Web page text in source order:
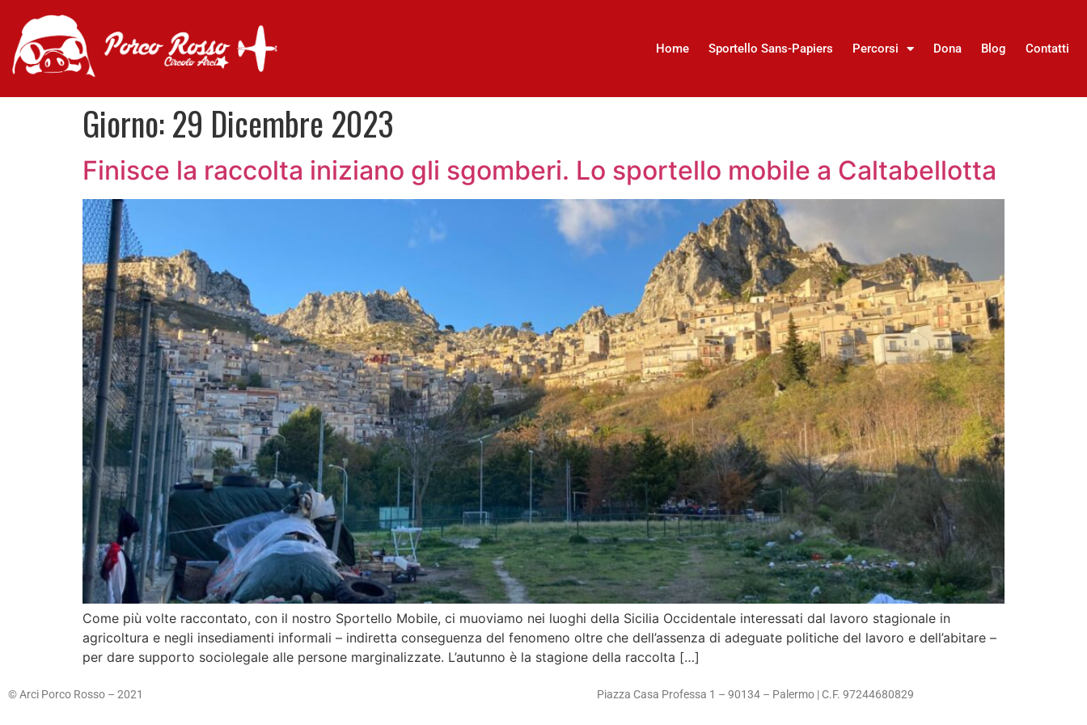
Home Sportello Sans-Papiers Percorsi Dona Blog Contatti
Giorno:29 Dicembre 2023
Finisce la raccolta iniziano gli sgomberi. Lo sportello mobile a Caltabellotta
Come più volte raccontato, con il nostro Sportello Mobile, ci muoviamo nei luoghi della Sicilia Occidentale interessati dal lavoro stagionale in
agricoltura e negli insediamenti informali – indiretta conseguenza del fenomeno oltre che dell’assenza di adeguate politiche del lavoro e dell’abitare –
per dare supporto sociolegale alle persone marginalizzate. L’autunno è la stagione della raccolta […]
© Arci Porco Rosso – 2021 Piazza Casa Professa 1 – 90134 – Palermo | C.F. 97244680829